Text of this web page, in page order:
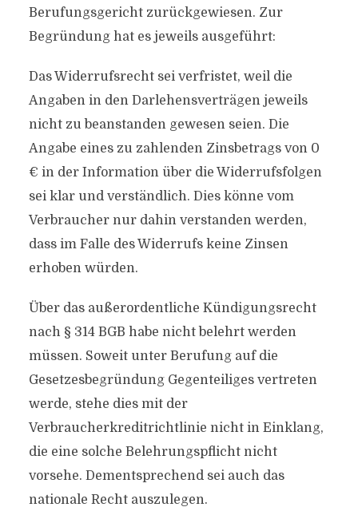
Berufungsgericht zurückgewiesen. Zur
Begründung hat es jeweils ausgeführt:
Das Widerrufsrecht sei verfristet, weil die
Angaben in den Darlehensverträgen jeweils
nicht zu beanstanden gewesen seien. Die
Angabe eines zu zahlenden Zinsbetrags von 0
€ in der Information über die Widerrufsfolgen
sei klar und verständlich. Dies könne vom
Verbraucher nur dahin verstanden werden,
dass im Falle des Widerrufs keine Zinsen
erhoben würden.
Über das außerordentliche Kündigungsrecht
nach § 314 BGB habe nicht belehrt werden
müssen. Soweit unter Berufung auf die
Gesetzesbegründung Gegenteiliges vertreten
werde, stehe dies mit der
Verbraucherkreditrichtlinie nicht in Einklang,
die eine solche Belehrungspflicht nicht
vorsehe. Dementsprechend sei auch das
nationale Recht auszulegen.